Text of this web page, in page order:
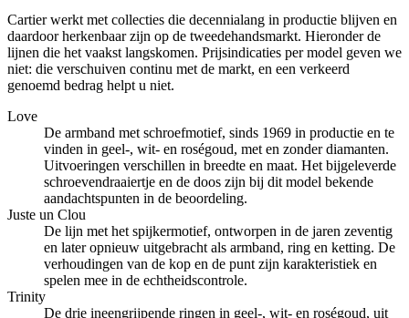
Cartier werkt met collecties die decennialang in productie blijven en
daardoor herkenbaar zijn op de tweedehandsmarkt. Hieronder de
lijnen die het vaakst langskomen. Prijsindicaties per model geven we
niet: die verschuiven continu met de markt, en een verkeerd
genoemd bedrag helpt u niet.
Love
De armband met schroefmotief, sinds 1969 in productie en te
vinden in geel-, wit- en roségoud, met en zonder diamanten.
Uitvoeringen verschillen in breedte en maat. Het bijgeleverde
schroevendraaiertje en de doos zijn bij dit model bekende
aandachtspunten in de beoordeling.
Juste un Clou
De lijn met het spijkermotief, ontworpen in de jaren zeventig
en later opnieuw uitgebracht als armband, ring en ketting. De
verhoudingen van de kop en de punt zijn karakteristiek en
spelen mee in de echtheidscontrole.
Trinity
De drie ineengrijpende ringen in geel-, wit- en roségoud, uit